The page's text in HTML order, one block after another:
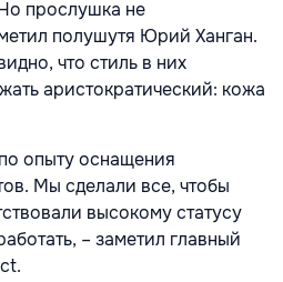
прослушка не
полушутя Юрий Ханган.
что стиль в них
аристократический: кожа
опыту оснащения
Мы сделали все, чтобы
высокому статусу
– заметил главный